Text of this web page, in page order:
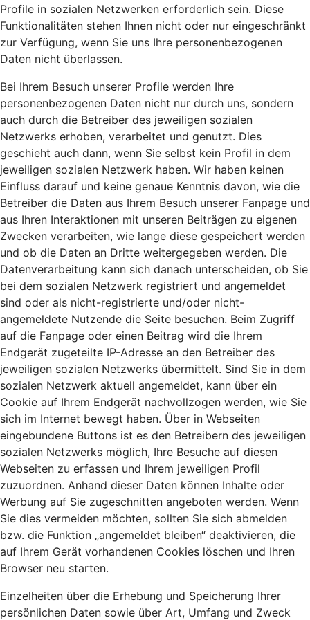
Profile in sozialen Netzwerken erforderlich sein. Diese
Funktionalitäten stehen Ihnen nicht oder nur eingeschränkt
zur Verfügung, wenn Sie uns Ihre personenbezogenen
Daten nicht überlassen.
Bei Ihrem Besuch unserer Profile werden Ihre
personenbezogenen Daten nicht nur durch uns, sondern
auch durch die Betreiber des jeweiligen sozialen
Netzwerks erhoben, verarbeitet und genutzt. Dies
geschieht auch dann, wenn Sie selbst kein Profil in dem
jeweiligen sozialen Netzwerk haben. Wir haben keinen
Einfluss darauf und keine genaue Kenntnis davon, wie die
Betreiber die Daten aus Ihrem Besuch unserer Fanpage und
aus Ihren Interaktionen mit unseren Beiträgen zu eigenen
Zwecken verarbeiten, wie lange diese gespeichert werden
und ob die Daten an Dritte weitergegeben werden. Die
Datenverarbeitung kann sich danach unterscheiden, ob Sie
bei dem sozialen Netzwerk registriert und angemeldet
sind oder als nicht-registrierte und/oder nicht-
angemeldete Nutzende die Seite besuchen. Beim Zugriff
auf die Fanpage oder einen Beitrag wird die Ihrem
Endgerät zugeteilte IP-Adresse an den Betreiber des
jeweiligen sozialen Netzwerks übermittelt. Sind Sie in dem
sozialen Netzwerk aktuell angemeldet, kann über ein
Cookie auf Ihrem Endgerät nachvollzogen werden, wie Sie
sich im Internet bewegt haben. Über in Webseiten
eingebundene Buttons ist es den Betreibern des jeweiligen
sozialen Netzwerks möglich, Ihre Besuche auf diesen
Webseiten zu erfassen und Ihrem jeweiligen Profil
zuzuordnen. Anhand dieser Daten können Inhalte oder
Werbung auf Sie zugeschnitten angeboten werden. Wenn
Sie dies vermeiden möchten, sollten Sie sich abmelden
bzw. die Funktion „angemeldet bleiben“ deaktivieren, die
auf Ihrem Gerät vorhandenen Cookies löschen und Ihren
Browser neu starten.
Einzelheiten über die Erhebung und Speicherung Ihrer
persönlichen Daten sowie über Art, Umfang und Zweck